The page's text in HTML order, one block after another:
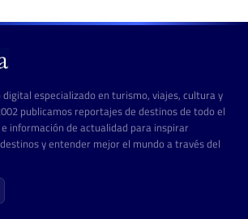
especializado en turismo, viajes, cultura y
publicamos reportajes de destinos de todo el
información de actualidad para inspirar
y entender mejor el mundo a través del